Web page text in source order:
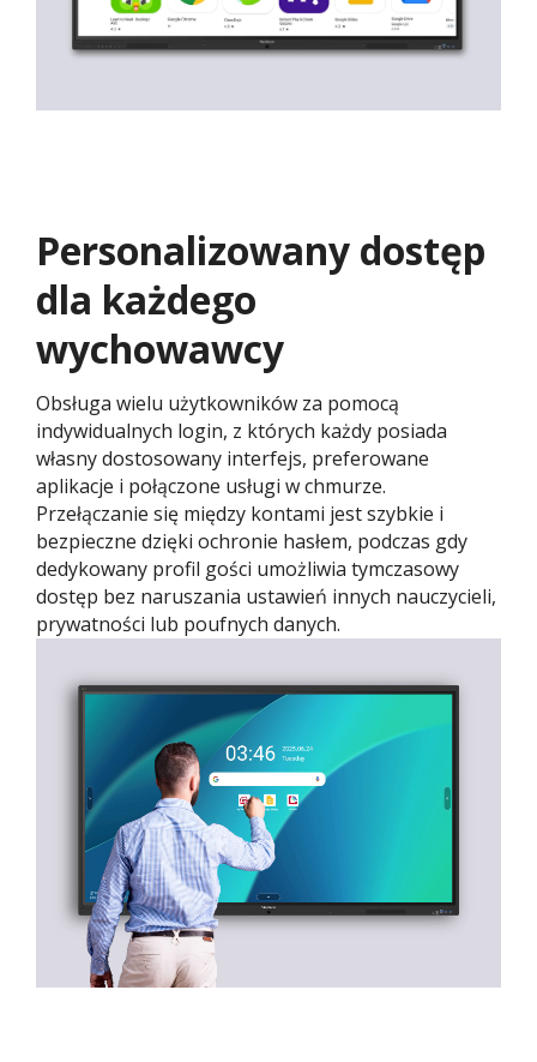
Personalizowany dostęp
dla każdego
wychowawcy
Obsługa wielu użytkowników za pomocą
indywidualnych login, z których każdy posiada
własny dostosowany interfejs, preferowane
aplikacje i połączone usługi w chmurze.
Przełączanie się między kontami jest szybkie i
bezpieczne dzięki ochronie hasłem, podczas gdy
dedykowany profil gości umożliwia tymczasowy
dostęp bez naruszania ustawień innych nauczycieli,
prywatności lub poufnych danych.